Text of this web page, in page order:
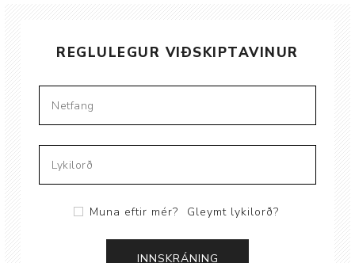
REGLULEGUR VIÐSKIPTAVINUR
Muna eftir mér? Gleymt lykilorð?